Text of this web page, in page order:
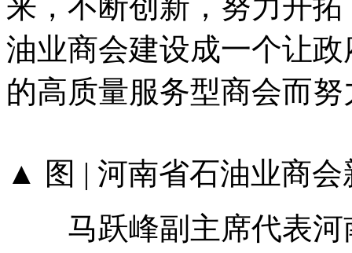
来，不断创新，努力开
油业商会建设成一个让
的高质量服务型商会而
▲ 图 | 河南省石油业商
马跃峰副主席代表河